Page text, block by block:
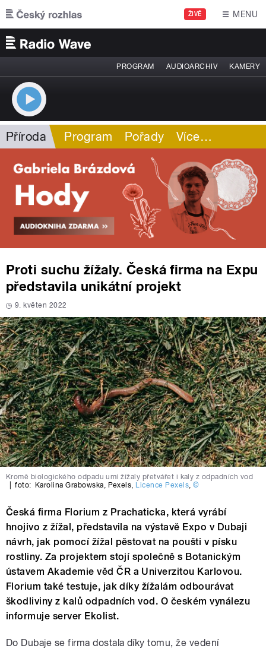
Přejít k hlavnímu obsahu
ŽIVĚ MENU
PROGRAM AUDIOARCHIV KAMERY
Příroda Program Pořady Více…
Proti suchu žížaly. Česká firma na Expu
představila unikátní projekt
9. květen 2022
Kromě biologického odpadu umí žížaly přetvářet i kaly z odpadních vod
foto: Karolina Grabowska, Pexels, Licence Pexels,©
Česká firma Florium z Prachaticka, která vyrábí
hnojivo z žížal, představila na výstavě Expo v Dubaji
návrh, jak pomocí žížal pěstovat na poušti v písku
rostliny. Za projektem stojí společně s Botanickým
ústavem Akademie věd ČR a Univerzitou Karlovou.
Florium také testuje, jak díky žížalám odbourávat
škodliviny z kalů odpadních vod. O českém vynálezu
informuje server Ekolist.
Do Dubaje se firma dostala díky tomu, že vedení